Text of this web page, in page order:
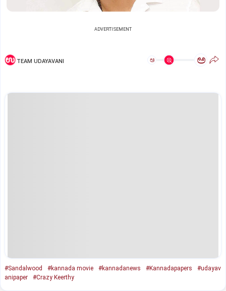
ADVERTISEMENT
TEAM UDAYAVANI ಅ ಅ
#Sandalwood #kannada movie #kannadanews #Kannadapapers
#udayav
anipaper
#Crazy Keerthy